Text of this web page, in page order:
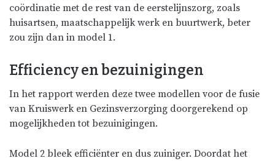
coördinatie met de rest van de eerstelijnszorg, zoals
huisartsen, maatschappelijk werk en buurtwerk, beter
zou zijn dan in model 1.
Efficiency en bezuinigingen
In het rapport werden deze twee modellen voor de fusie
van Kruiswerk en Gezinsverzorging doorgerekend op
mogelijkheden tot bezuinigingen.
Model 2 bleek efficiënter en dus zuiniger. Doordat het